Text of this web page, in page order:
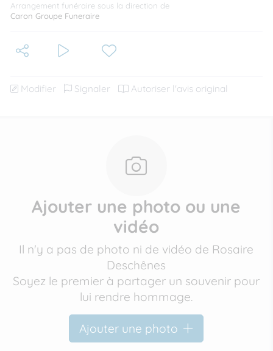
Arrangement funéraire sous la direction de
Caron Groupe Funeraire
Modifier Signaler Autoriser l'avis original
Ajouter une photo ou une
vidéo
Il n'y a pas de photo ni de vidéo de Rosaire
Deschênes
Soyez le premier à partager un souvenir pour
lui rendre hommage.
Ajouter une photo